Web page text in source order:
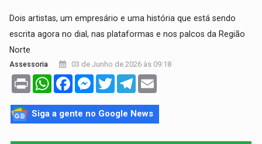
Dois artistas, um empresário e uma história que está sendo
escrita agora no dial, nas plataformas e nos palcos da Região
Norte
Assessoria 03 de Junho de 2026 às 09:18
Print WhatsAppFacebookMessenger
TwitterTelegram
Siga a gente no Google News